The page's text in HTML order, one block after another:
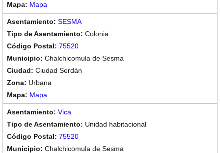
Mapa
SESMA
Colonia
75520
Chalchicomula de Sesma
Ciudad Serdán
Urbana
Mapa
Vica
Unidad habitacional
75520
Chalchicomula de Sesma